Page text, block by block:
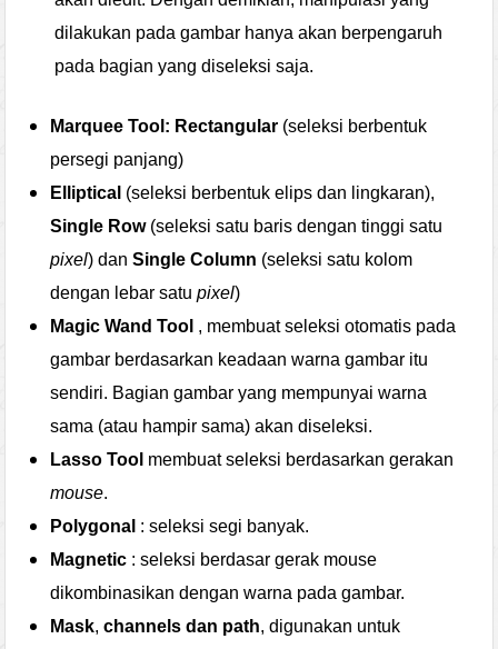
dilakukan pada gambar hanya akan berpengaruh
pada bagian yang diseleksi saja.
Marquee Tool: Rectangular (seleksi berbentuk
persegi panjang)
Elliptical (seleksi berbentuk elips dan lingkaran),
Single Row (seleksi satu baris dengan tinggi satu
pixel) danSingle Column (seleksi satu kolom
dengan lebar satupixel)
Magic Wand Tool , membuat seleksi otomatis pada
gambar berdasarkan keadaan warna gambar itu
sendiri. Bagian gambar yang mempunyai warna
sama (atau hampir sama) akan diseleksi.
Lasso Tool membuat seleksi berdasarkan gerakan
mouse.
Polygonal : seleksi segi banyak.
Magnetic : seleksi berdasar gerak mouse
dikombinasikan dengan warna pada gambar.
Mask,channels dan path, digunakan untuk